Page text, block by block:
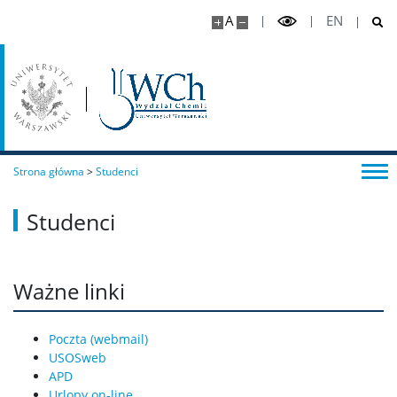
A EN
Zespoły badawcze
Repozytorium „Dane Badawcze UW”
Serwis Naukowy UW
Strona główna >Studenci
Studenci
Ważne linki
Poczta (webmail)
USOSweb
APD